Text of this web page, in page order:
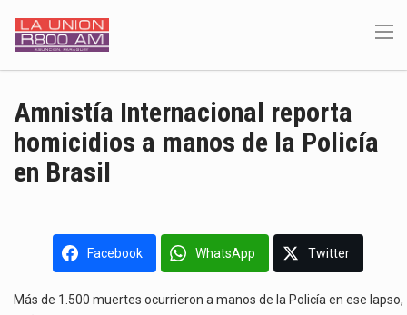
Amnistía Internacional reporta
homicidios a manos de la Policía
en Brasil
Facebook WhatsApp Twitter
Más de 1.500 muertes ocurrieron a manos de la Policía en ese lapso,